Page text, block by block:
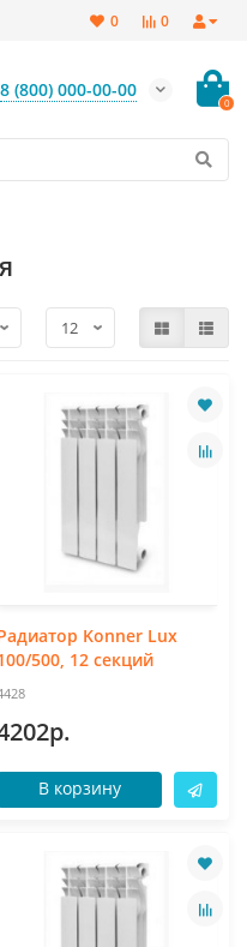
0
0
8 (800) 000-00-00
0
Konner Lux
500, 12 секций
В корзину